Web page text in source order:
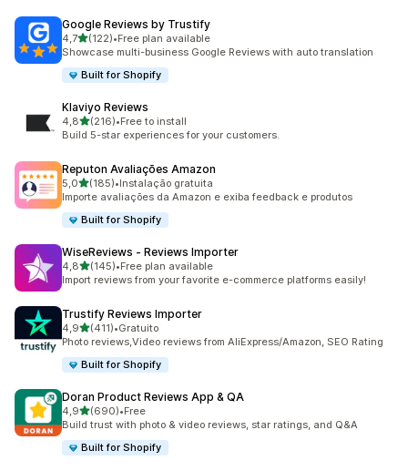
Google Reviews by Trustify
4,7de 5 estrelas
(122)
122 total de avaliações
•Free plan available
Showcase multi-business Google Reviews with auto translation
Built for Shopify
Klaviyo Reviews
4,8de 5 estrelas
(216)
216 total de avaliações
•Free to install
Build 5-star experiences for your customers.
Reputon Avaliações Amazon
5,0de 5 estrelas
(185)
185 total de avaliações
•Instalação gratuita
Importe avaliações da Amazon e exiba feedback e produtos
Built for Shopify
WiseReviews ‑ Reviews Importer
4,8de 5 estrelas
(145)
145 total de avaliações
•Free plan available
Import reviews from your favorite e-commerce platforms easily!
Trustify Reviews Importer
4,9de 5 estrelas
(411)
411 total de avaliações
•Gratuito
Photo reviews,Video reviews from AliExpress/Amazon, SEO Rating
Built for Shopify
Doran Product Reviews App & QA
4,9de 5 estrelas
(690)
690 total de avaliações
•Free
Build trust with photo & video reviews, star ratings, and Q&A
Built for Shopify